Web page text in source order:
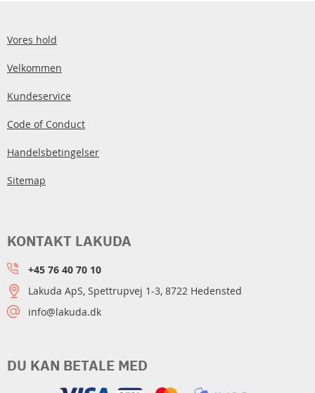
Vores hold
Velkommen
Kundeservice
Code of Conduct
Handelsbetingelser
Sitemap
DU KAN BETALE MED
KONTAKT LAKUDA
+45 76 40 70 10
Lakuda ApS, Spettrupvej 1-3, 8722 Hedensted
info@lakuda.dk